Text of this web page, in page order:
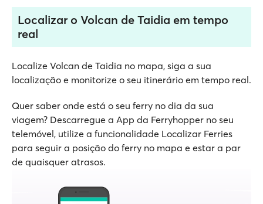
Localizar o Volcan de Taidia em tempo
real
Localize Volcan de Taidia no mapa, siga a sua
localização e monitorize o seu itinerário em tempo real.
Quer saber onde está o seu ferry no dia da sua
viagem? Descarregue a App da Ferryhopper no seu
telemóvel, utilize a funcionalidade Localizar Ferries
para seguir a posição do ferry no mapa e estar a par
de quaisquer atrasos.